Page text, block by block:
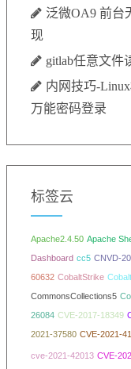
泛微OA9 前台
现
gitlab任意文件
内网技巧-
万能密码登录
标签云
Apache2.4.50 Apache
Dashboard cc5 CNVD-
60632 CobaltStrike
CommonsCollections5
26084 CVE-2017-18349
2021-37580 CVE-2021-
cve-2021-42013 CVE-